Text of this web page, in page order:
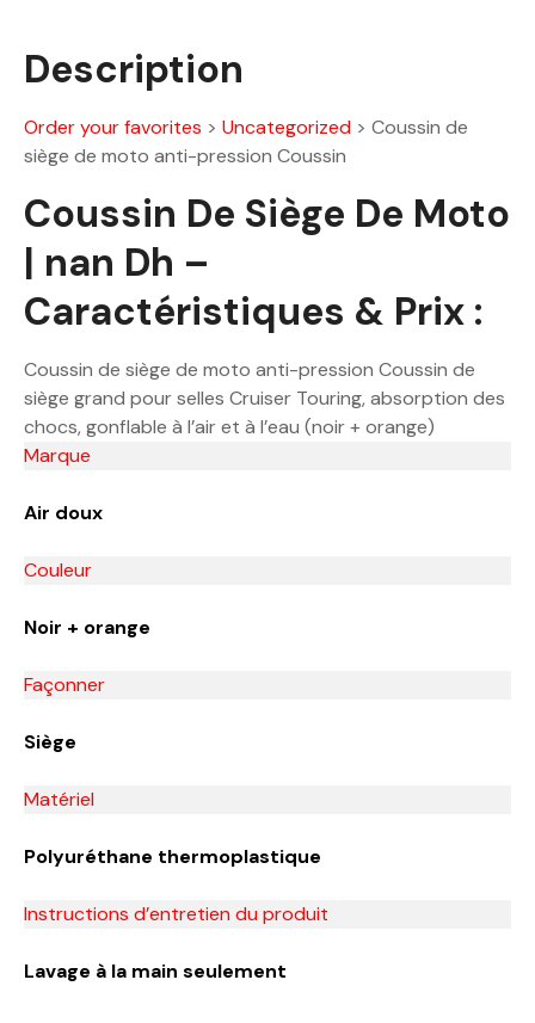
Description
Order your favorites > Uncategorized > Coussin de
siège de moto anti-pression Coussin
Coussin De Siège De Moto
| nan Dh –
Caractéristiques & Prix :
Coussin de siège de moto anti-pression Coussin de
siège grand pour selles Cruiser Touring, absorption des
chocs, gonflable à l’air et à l’eau (noir + orange)
Marque
Air doux
Couleur
Noir + orange
Façonner
Siège
Matériel
Polyuréthane thermoplastique
Instructions d’entretien du produit
Lavage à la main seulement